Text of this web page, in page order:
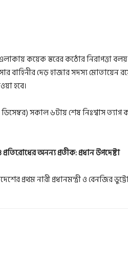
কয়েক স্তরের কঠোর নিরাপত্তা বলয়
বাহিনীর দেড় হাজার সদস্য মোতায়েন
হবে।
সকাল ৬টায় শেষ নিঃশ্বাস ত্যাগ
অনন্য প্রতীক: প্রধান উপদেষ্টা
প্রথম নারী প্রধানমন্ত্রী ও বেনজির